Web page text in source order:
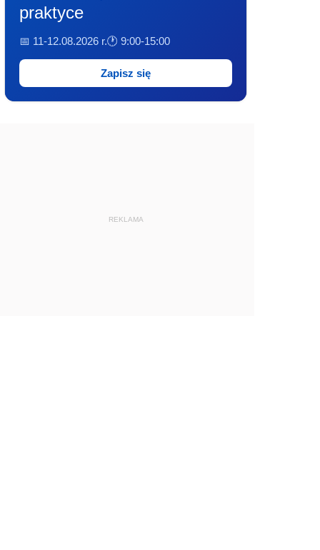
praktyce
📅 11-12.08.2026 r.🕐 9:00-15:00
Zapisz się
REKLAMA